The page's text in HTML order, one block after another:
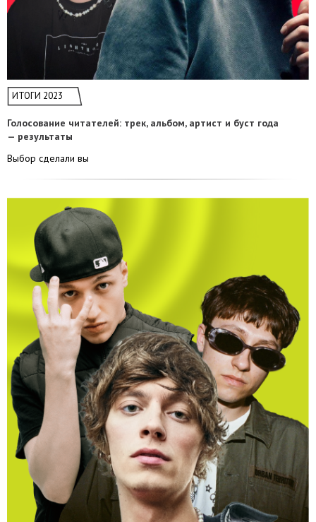
ИТОГИ 2023
Голосование читателей: трек, альбом, артист и буст года
— результаты
Выбор сделали вы